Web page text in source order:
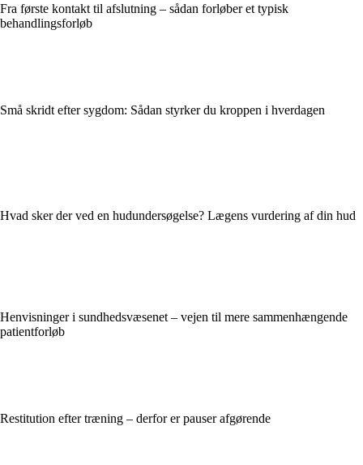
Fra første kontakt til afslutning – sådan forløber et typisk
behandlingsforløb
Små skridt efter sygdom: Sådan styrker du kroppen i hverdagen
Hvad sker der ved en hudundersøgelse? Lægens vurdering af din hud
Henvisninger i sundhedsvæsenet – vejen til mere sammenhængende
patientforløb
Restitution efter træning – derfor er pauser afgørende